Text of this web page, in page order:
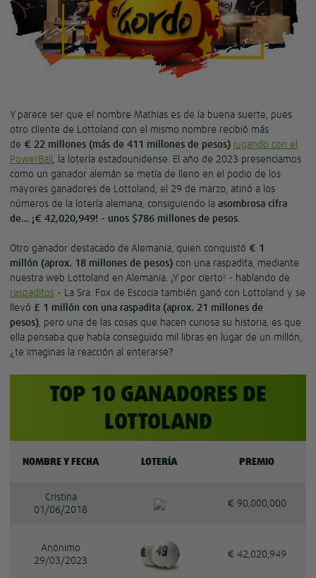
Y parece ser que el nombre Mathias es de la buena suerte, pues
otro cliente de Lottoland con el mismo nombre recibió más
de € 22 millones (más de 411 millones de pesos) jugando con el
PowerBall , la lotería estadounidense. El año de 2023 presenciamos
como un ganador alemán se metía de lleno en el podio de los
mayores ganadores de Lottoland, el 29 de marzo, atinó a los
números de la lotería alemana, consiguiendo la asombrosa cifra
de… ¡€ 42,020,949! - unos $786 millones de pesos.
Otro ganador destacado de Alemania, quien conquistó € 1
millón (aprox. 18 millones de pesos) con una raspadita, mediante
nuestra web Lottoland en Alemania. ¡Y por cierto! - hablando de
raspaditos - La Sra. Fox de Escocia también ganó con Lottoland y se
llevó £ 1 millón con una raspadita (aprox. 21 millones de
pesos), pero una de las cosas que hacen curiosa su historia, es que
ella pensaba que había conseguido mil libras en lugar de un millón,
¿te imaginas la reacción al enterarse?
TOP 10 GANADORES DE
LOTTOLAND
NOMBRE Y FECHA LOTERÍA PREMIO
Cristina
01/06/2018
€ 90,000,000
Anónimo
29/03/2023
€ 42,020,949